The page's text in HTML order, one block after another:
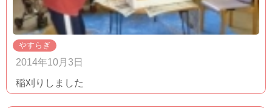
やすらぎ
2014年10月3日
稲刈りしました